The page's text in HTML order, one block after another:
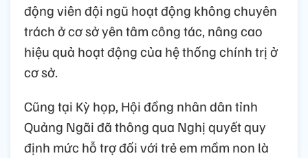
động viên đội ngũ hoạt động không chuyên
trách ở cơ sở yên tâm công tác, nâng cao
hiệu quả hoạt động của hệ thống chính trị ở
cơ sở.
Cũng tại Kỳ họp, Hội đồng nhân dân tỉnh
Quảng Ngãi đã thông qua Nghị quyết quy
định mức hỗ trợ đối với trẻ em mầm non là